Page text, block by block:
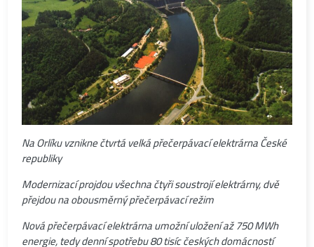
Na Orlíku vznikne čtvrtá velká přečerpávací elektrárna České
republiky
Modernizací projdou všechna čtyři soustrojí elektrárny, dvě
přejdou na obousměrný přečerpávací režim
Nová přečerpávací elektrárna umožní uložení až 750 MWh
energie, tedy denní spotřebu 80 tisíc českých domácností